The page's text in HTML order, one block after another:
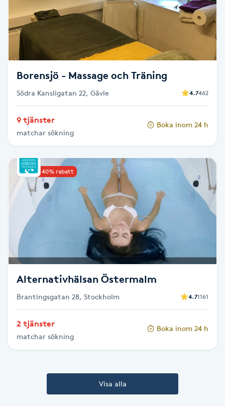
Hårvård
Hälsa
Hälsprickor
IPL hårborttagning
IR-massage
Japansk massage
K18
Katun fransar
Kemisk peeling
Keratinbehandling
Borensjö - Massage och Träning
Södra Kansligatan 22, Gävle 4.7462
9 tjänster
matchar sökning
Boka inom 24 h
Upp till 40% rabatt
Alternativhälsan Östermalm
Brantingsgatan 28, Stockholm 4.71161
2 tjänster
matchar sökning
Boka inom 24 h
Visa alla